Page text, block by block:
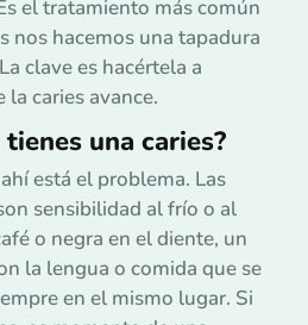
el tratamiento más común
nos hacemos una tapadura
clave es hacértela a
caries avance.
una caries?
está el problema. Las
sensibilidad al frío o al
o negra en el diente, un
la lengua o comida que se
en el mismo lugar. Si